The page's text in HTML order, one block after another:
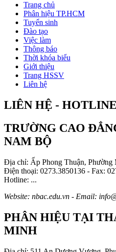
Trang chủ
Phân hiệu TP.HCM
Tuyển sinh
Đào tạo
Việc làm
Thông báo
Thời khóa biểu
Giới thiệu
Trang HSSV
Liên hệ
LIÊN HỆ - HOTLINE
TRƯỜNG CAO
NAM BỘ
Địa chỉ: Ấp Phong Thuận,
Điện thoại: 0273.3850136 - Fax:
Hotline: ...
Website: nbac.edu.vn - Email:
PHÂN HIỆU TẠI
MINH